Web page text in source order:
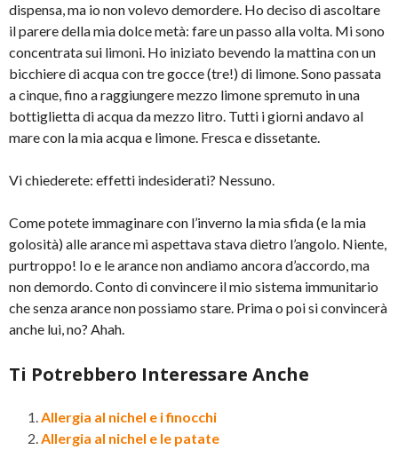
dispensa, ma io non volevo demordere. Ho deciso di ascoltare
il parere della mia dolce metà: fare un passo alla volta. Mi sono
concentrata sui limoni. Ho iniziato bevendo la mattina con un
bicchiere di acqua con tre gocce (tre!) di limone. Sono passata
a cinque, fino a raggiungere mezzo limone spremuto in una
bottiglietta di acqua da mezzo litro. Tutti i giorni andavo al
mare con la mia acqua e limone. Fresca e dissetante.
Vi chiederete: effetti indesiderati? Nessuno.
Come potete immaginare con l’inverno la mia sfida (e la mia
golosità) alle arance mi aspettava stava dietro l’angolo. Niente,
purtroppo! Io e le arance non andiamo ancora d’accordo, ma
non demordo. Conto di convincere il mio sistema immunitario
che senza arance non possiamo stare. Prima o poi si convincerà
anche lui, no? Ahah.
Ti Potrebbero Interessare Anche
Allergia al nichel e i finocchi
Allergia al nichel e le patate